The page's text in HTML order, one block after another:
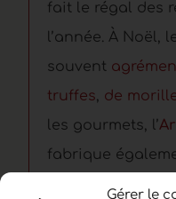
Gérer le
fait le régal des
l’année. À Noël,
souvent
truffes, de
les gourmets, l’
fabrique
base de gibier